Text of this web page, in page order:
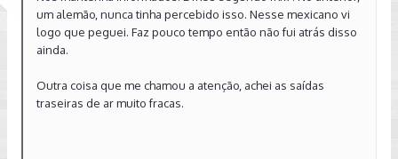
um alemão, nunca tinha percebido isso. Nesse mexicano vi
logo que peguei. Faz pouco tempo então não fui atrás disso
ainda.
Outra coisa que me chamou a atenção, achei as saídas
traseiras de ar muito fracas.